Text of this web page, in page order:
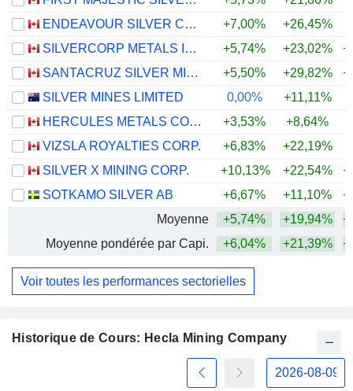
ENDEAVOUR SILVER CORP.
+7,00% +26,45%
SILVERCORP METALS INC.
+5,74% +23,02%
SANTACRUZ SILVER MINING LTD.
+5,50% +29,82%
SILVER MINES LIMITED
0,00% +11,11%
HERCULES METALS CORP.
+3,53% +8,64%
VIZSLA ROYALTIES CORP.
+6,83% +22,19%
SILVER X MINING CORP.
+10,13% +22,54%
SOTKAMO SILVER AB
+6,67% +11,10%
Moyenne
+5,74% +19,94%
Moyenne pondérée par Capi.
+6,04% +21,39%
Voir toutes les performances sectorielles
Historique de Cours: Hecla Mining Company